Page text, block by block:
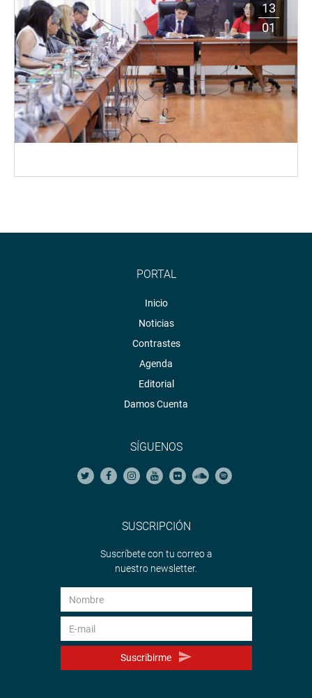
13
01
PORTAL
Inicio
Noticias
Contrastes
Agenda
Editorial
Damos Cuenta
SÍGUENOS
SUSCRIPCIÓN
Suscríbete con tu correo a
nuestro newsletter.
Suscribirme